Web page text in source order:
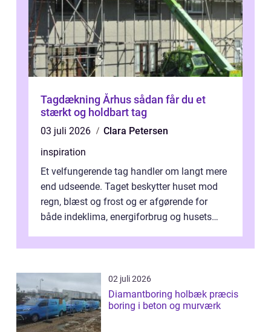
Tagdækning Århus sådan får du et
stærkt og holdbart tag
03 juli 2026
Clara Petersen
inspiration
Et velfungerende tag handler om langt mere
end udseende. Taget beskytter huset mod
regn, blæst og frost og er afgørende for
både indeklima, energiforbrug og husets
02 juli 2026
Diamantboring holbæk præcis
boring i beton og murværk